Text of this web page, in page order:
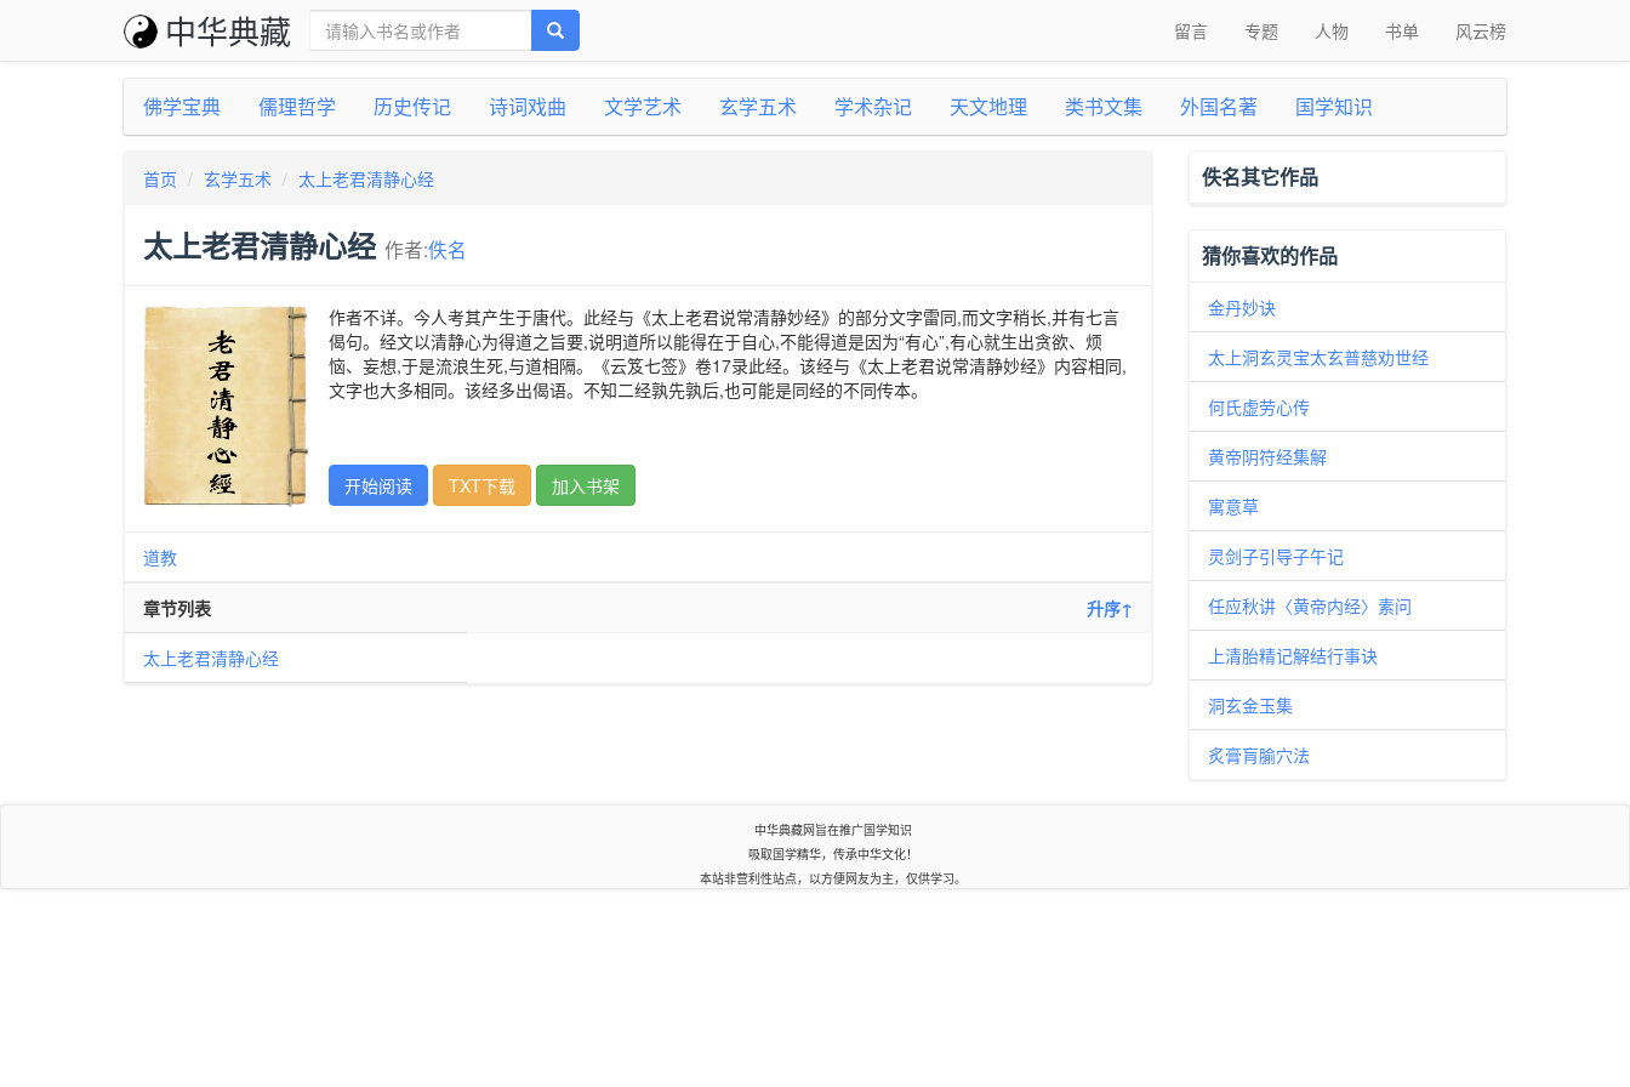
中华典藏 留言 专题 人物 书单 风云榜
佛学宝典 儒理哲学 历史传记 诗词戏曲 文学艺术 玄学五术 学术杂记 天文地理 类书文集 外国名著 国学知识
首页 玄学五术 太上老君清静心经
太上老君清静心经 作者:佚名
作者不详。今人考其产生于唐代。此经与《太上老君说常清静妙经》的部分文字雷同,而文字稍长,并有七言
偈句。经文以清静心为得道之旨要,说明道所以能得在于自心,不能得道是因为“有心”,有心就生出贪欲、烦
恼、妄想,于是流浪生死,与道相隔。《云笈七签》卷17录此经。该经与《太上老君说常清静妙经》内容相同,
文字也大多相同。该经多出偈语。不知二经孰先孰后,也可能是同经的不同传本。
开始阅读 TXT下载 加入书架
道教
章节列表 升序↑
太上老君清静心经
佚名其它作品
猜你喜欢的作品
金丹妙诀
太上洞玄灵宝太玄普慈劝世经
何氏虚劳心传
黄帝阴符经集解
寓意草
灵剑子引导子午记
任应秋讲〈黄帝内经〉素问
上清胎精记解结行事诀
洞玄金玉集
炙膏肓腧穴法
中华典藏网旨在推广国学知识
吸取国学精华，传承中华文化！
本站非营利性站点，以方便网友为主，仅供学习。